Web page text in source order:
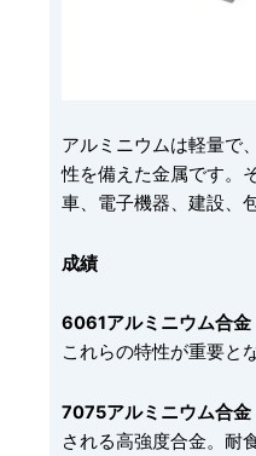
アルミニウムは軽量で
性を備えた金属です。
車、電子機器、建設、
成績
6061アルミニウム合金
これらの特性が重要と
7075アルミニウム合金
される高強度合金。耐